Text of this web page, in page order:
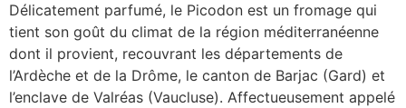
Délicatement parfumé, le Picodon est un fromage qui
tient son goût du climat de la région méditerranéenne
dont il provient, recouvrant les départements de
l’Ardèche et de la Drôme, le canton de Barjac (Gard) et
l’enclave de Valréas (Vaucluse). Affectueusement appelé